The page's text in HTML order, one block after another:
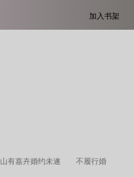
加入书架
山有嘉卉婚约未遂 不履行婚